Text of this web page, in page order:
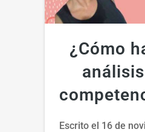
¿Cómo
Escrito el 16 de